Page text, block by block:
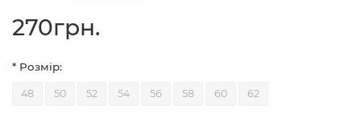
270грн.
* Розмір:
48 50 52 54 56 58 60 62